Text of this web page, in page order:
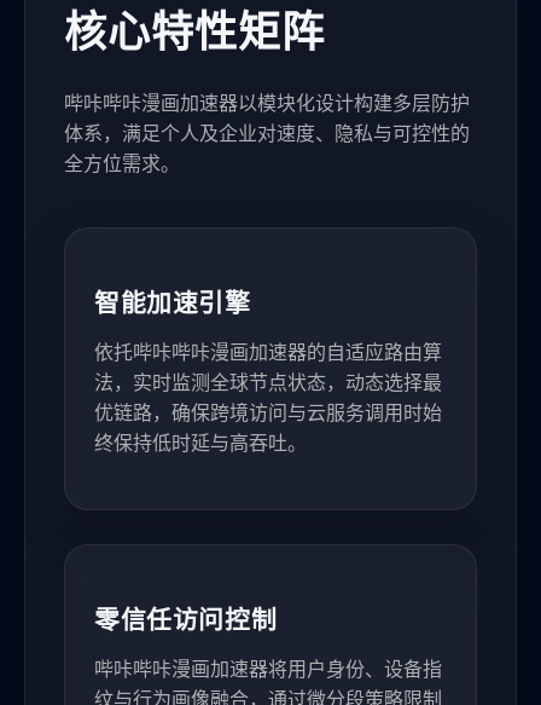
核心特性矩阵
哔咔哔咔漫画加速器以模块化设计构建多层防护
体系，满足个人及企业对速度、隐私与可控性的
全方位需求。
智能加速引擎
依托哔咔哔咔漫画加速器的自适应路由算
法，实时监测全球节点状态，动态选择最
优链路，确保跨境访问与云服务调用时始
终保持低时延与高吞吐。
零信任访问控制
哔咔哔咔漫画加速器将用户身份、设备指
纹与行为画像融合，通过微分段策略限制